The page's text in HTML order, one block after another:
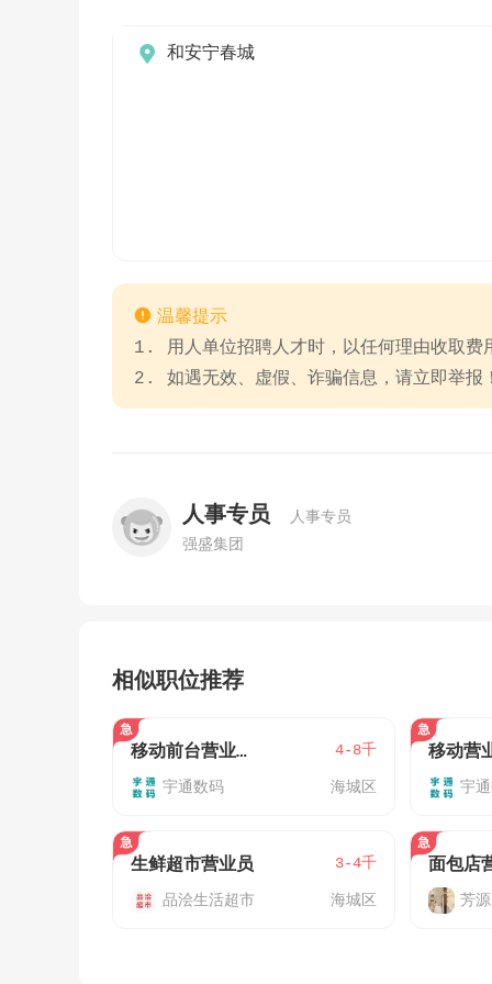
 和安宁春城
 温馨提示
1. 用人单位招聘人才时，以任何理由收取费
2. 如遇无效、虚假、诈骗信息，请立即举报！
人事专员
人事专员
强盛集团
相似职位推荐
移动前台营业员（月休6天西路/北云营业厅） 4-8千
宇通数码 海城区 宇
生鲜超市营业员 3-4千
品浍生活超市 海城区
面包店
芳